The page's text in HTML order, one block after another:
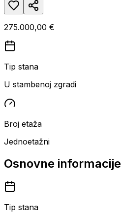
275.000,00 €
Tip stana
U stambenoj zgradi
Broj etaža
Jednoetažni
Osnovne informacije
Tip stana